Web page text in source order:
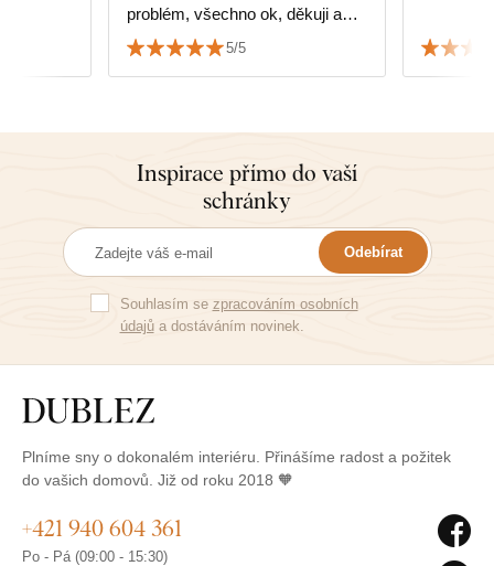
problém, všechno ok, děkuji a
srdečně doporučuji.
5/5
Inspirace přímo do vaší
schránky
Odebírat
Souhlasím se zpracováním osobních
údajůa dostáváním novinek.
Plníme sny o dokonalém interiéru. Přinášíme radost a požitek
do vašich domovů. Již od roku 2018 🧡
+421 940 604 361
Po - Pá (09:00 - 15:30)